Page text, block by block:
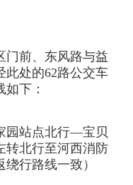
门前、东风路与益
此处的62路公交车
下：
园站点北行—宝贝
北行至河西消防
行路线一致）